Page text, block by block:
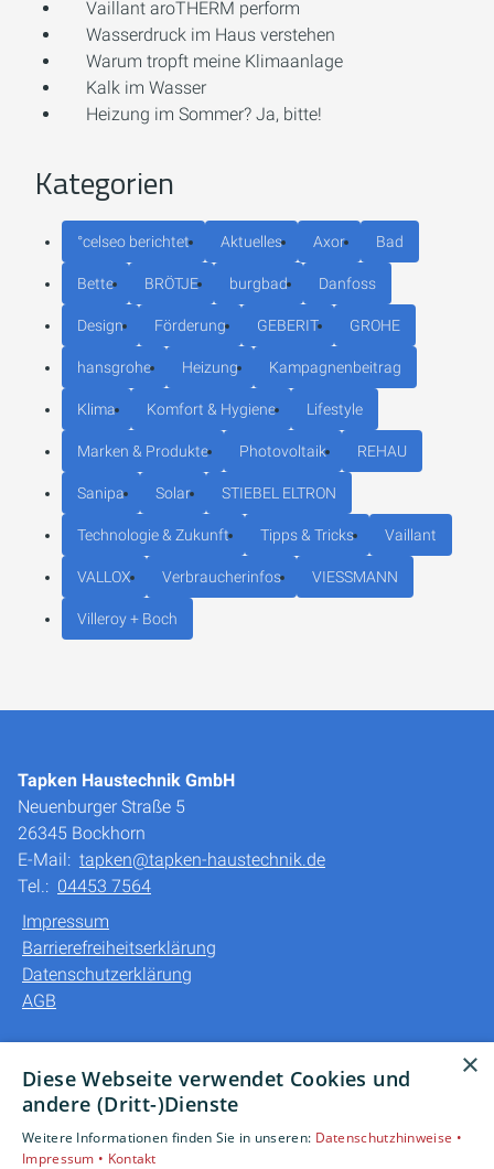
Vaillant aroTHERM perform
Wasserdruck im Haus verstehen
Warum tropft meine Klimaanlage
Kalk im Wasser
Heizung im Sommer? Ja, bitte!
Kategorien
°celseo berichtet Aktuelles Axor Bad
Bette BRÖTJE burgbad Danfoss
Design Förderung GEBERIT GROHE
hansgrohe Heizung Kampagnenbeitrag
Klima Komfort & Hygiene Lifestyle
Marken & Produkte Photovoltaik REHAU
Sanipa Solar STIEBEL ELTRON
Technologie & Zukunft Tipps & Tricks Vaillant
VALLOX Verbraucherinfos VIESSMANN
Villeroy + Boch
Tapken Haustechnik GmbH
Neuenburger Straße 5
26345 Bockhorn
E-Mail: tapken@tapken-haustechnik.de
Tel.: 04453 7564
Impressum
Barrierefreiheitserklärung
Datenschutzerklärung
AGB
Privatkunden
Gewerbekunden
Karriere
×
Diese Webseite verwendet Cookies und
andere (Dritt-)Dienste
Weitere Informationen finden Sie in unseren: Datenschutzhinweise •
Impressum • Kontakt